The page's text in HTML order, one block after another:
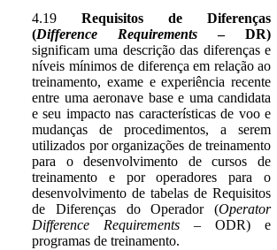
4.19 Requisitos de Diferenças
(Difference Requirements – DR)
significam uma descrição das diferenças e
níveis mínimos de diferença em relação ao
treinamento, exame e experiência recente
entre uma aeronave base e uma candidata
e seu impacto nas características de voo e
mudanças de procedimentos, a serem
utilizados por organizações de treinamento
para o desenvolvimento de cursos de
treinamento e por operadores para o
desenvolvimento de tabelas de Requisitos
de Diferenças do Operador (Operator
Difference Requirements – ODR) e
programas de treinamento.